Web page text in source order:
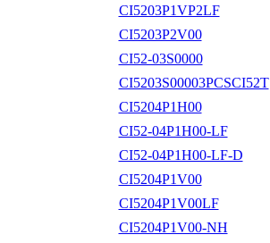
CI5203P1VP2LF
CI5203P2V00
CI52-03S0000
CI5203S00003PCSCI52T
CI5204P1H00
CI52-04P1H00-LF
CI52-04P1H00-LF-D
CI5204P1V00
CI5204P1V00LF
CI5204P1V00-NH